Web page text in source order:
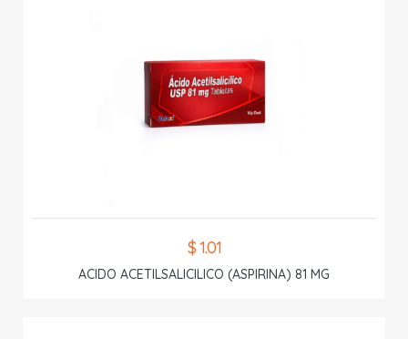
$ 1.01
ACIDO ACETILSALICILICO (ASPIRINA) 81 MG